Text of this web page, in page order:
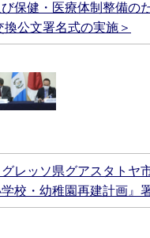
保健・医療体制整備の
換公文署名式の実施＞
グレッソ県グアスタトヤ
校・幼稚園再建計画』